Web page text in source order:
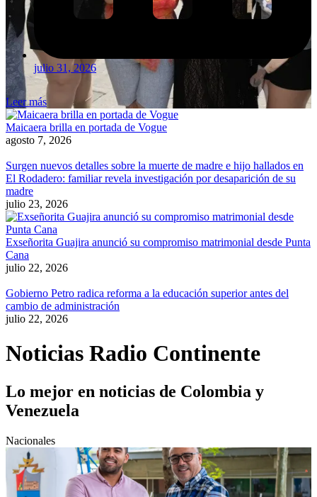
julio 31, 2026
Leer más
Maicaera brilla en portada de Vogue
agosto 7, 2026
Surgen nuevos detalles sobre la muerte de madre e hijo hallados en
El Rodadero: familiar revela investigación por desaparición de su
madre
julio 23, 2026
Exseñorita Guajira anunció su compromiso matrimonial desde Punta
Cana
julio 22, 2026
Gobierno Petro radica reforma a la educación superior antes del
cambio de administración
julio 22, 2026
Noticias Radio Continente
Lo mejor en noticias de Colombia y
Venezuela
Nacionales